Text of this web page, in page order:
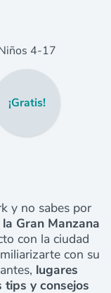
4-17
¡Gratis!
y no sabes por
Gran Manzana
con la ciudad
con su
lugares
tips y consejos